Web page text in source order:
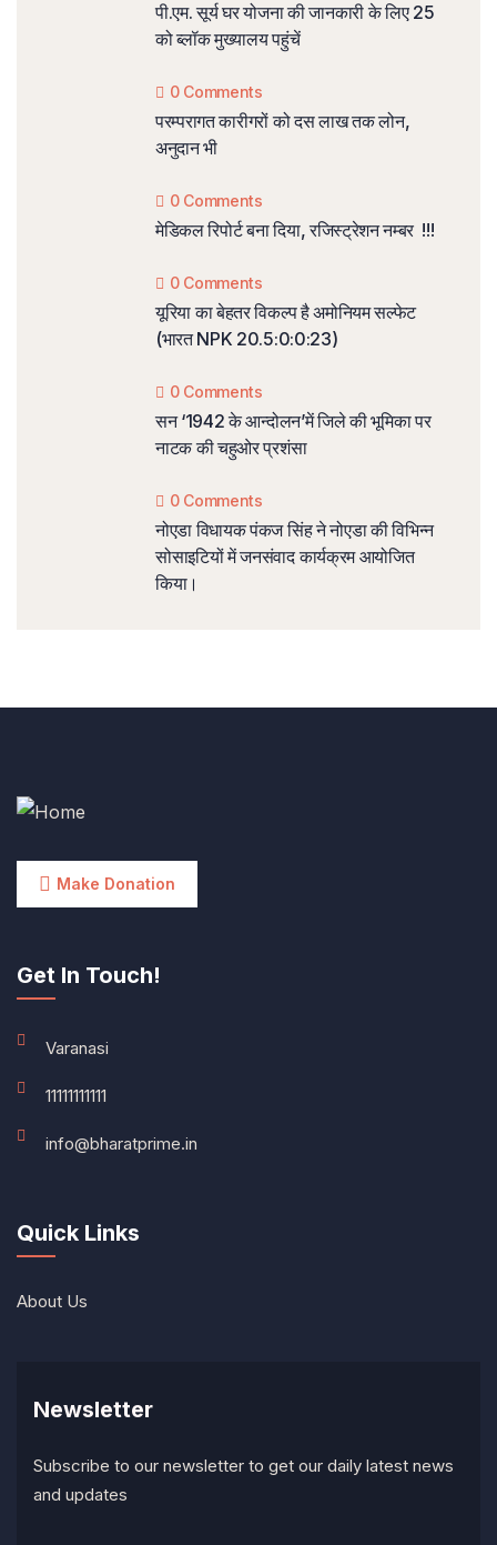
पी.एम. सूर्य घर योजना की जानकारी के लिए 25
को ब्लॉक मुख्यालय पहुंचें
0 Comments
परम्परागत कारीगरों को दस लाख तक लोन,
अनुदान भी
0 Comments
मेडिकल रिपोर्ट बना दिया, रजिस्ट्रेशन नम्बर !!!
0 Comments
यूरिया का बेहतर विकल्प है अमोनियम सल्फेट
(भारत NPK 20.5:0:0:23)
0 Comments
सन ‘1942 के आन्दोलन’में जिले की भूमिका पर
नाटक की चहुओर प्रशंसा
0 Comments
नोएडा विधायक पंकज सिंह ने नोएडा की विभिन्न
सोसाइटियों में जनसंवाद कार्यक्रम आयोजित
किया।
Make Donation
Get In Touch!
Varanasi
11111111111
info@bharatprime.in
Quick Links
About Us
Newsletter
Subscribe to our newsletter to get our daily latest news
and updates